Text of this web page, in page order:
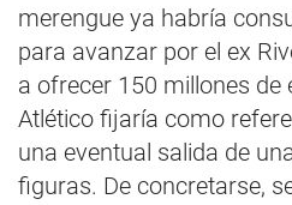
merengue ya habría
para avanzar por el ex
a ofrecer 150 millones de
Atlético fijaría como
una eventual salida de
figuras. De concretarse,